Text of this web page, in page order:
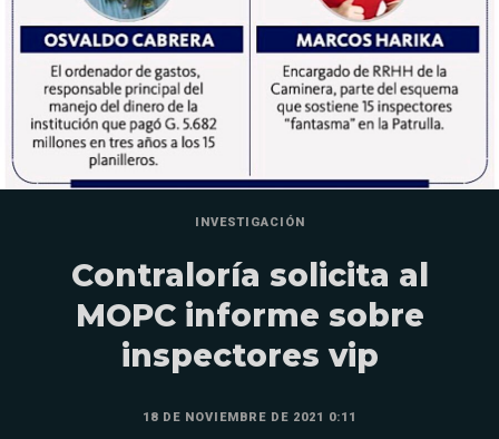
INVESTIGACIÓN
Contraloría solicita al
MOPC informe sobre
inspectores vip
18 DE NOVIEMBRE DE 2021 0:11